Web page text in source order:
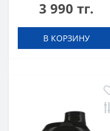
голубой
3 990 тг.
В КОРЗИНУ